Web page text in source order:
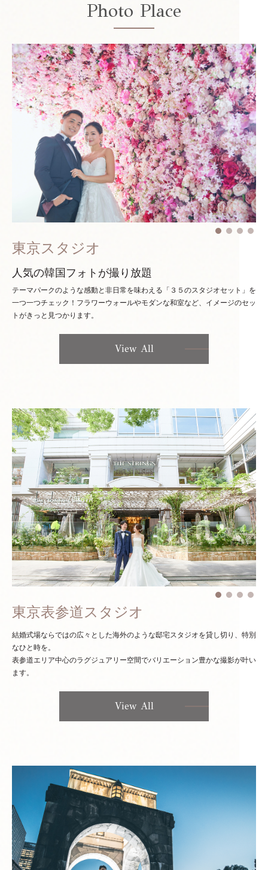
Photo Place
東京スタジオ
人気の韓国フォトが撮り放題
テーマパークのような感動と非日常を味わえる「３５のスタジオセット」を
一つ一つチェック！ フラワーウォールやモダンな和室など、イメージのセッ
トがきっと見つかります。
View All
東京表参道スタジオ
結婚式場ならではの広々とした海外のような邸宅スタジオを貸し切り、特別
なひと時を。
表参道エリア中心のラグジュアリー空間でバリエーション豊かな撮影が叶い
ます。
View All